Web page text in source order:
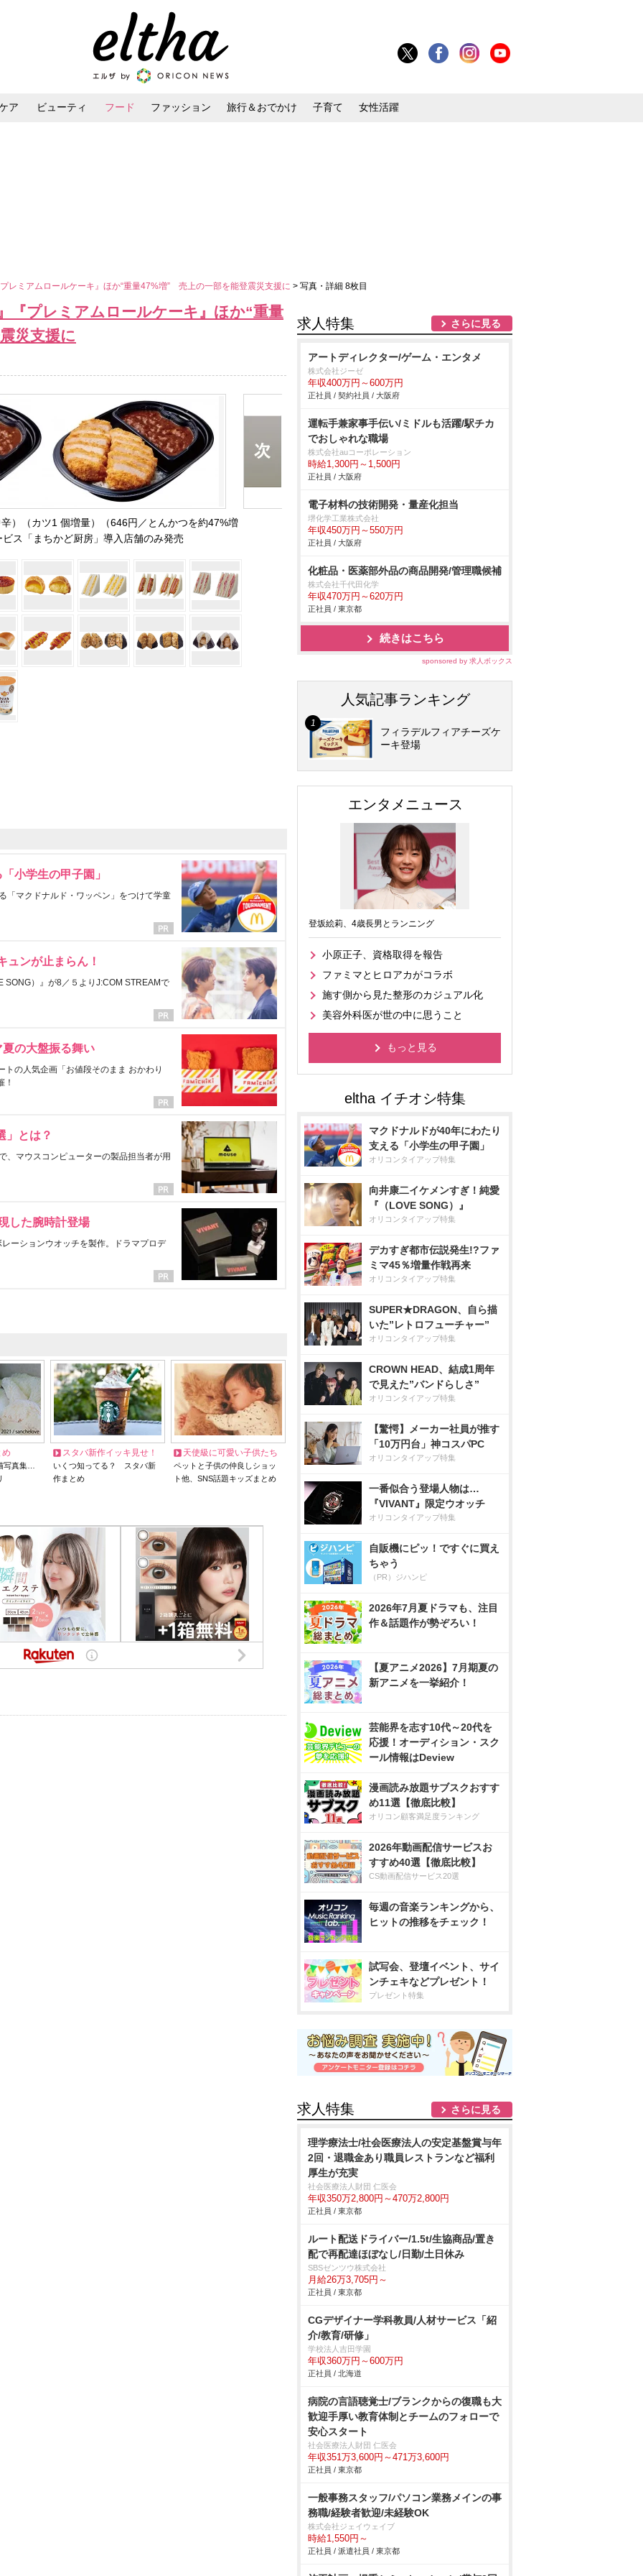
ア ビューティ フード ファッション 旅行＆おでかけ 子育て 女性活躍
レミアムロールケーキ』ほか“重量47%増” 売上の一部を能登震災支援に > 写真・詳細 8枚目
『プレミアムロールケーキ』ほか“重量
災支援に
）（カツ1 個増量）（646円／とんかつを約47%増
ス「まちかど厨房」導入店舗のみ発売
小学生の甲子園」
「マクドナルド・ワッペン」をつけて学童
ュンが止まらん！
SONG）』が8／５よりJ:COM STREAMで
の大盤振る舞い
の人気企画「お値段そのまま おかわり
！
」とは？
、マウスコンピューターの製品担当者が用
した腕時計登場
ーションウオッチを製作。ドラマプロデ
め
写真集…
スタバ新作イッキ見せ！
いくつ知ってる？ スタバ新
作まとめ
天使級に可愛い子供たち
ペットと子供の仲良しショッ
ト他、SNS話題キッズまとめ
求人特集 さらに見る
アートディレクター/ゲーム・エンタメ
株式会社ジーゼ
年収400万円～600万円
正社員 / 契約社員 / 大阪府
運転手兼家事手伝い/ミドルも活躍/駅チカ
でおしゃれな職場
株式会社auコーポレーション
時給1,300円～1,500円
正社員 / 大阪府
電子材料の技術開発・量産化担当
堺化学工業株式会社
年収450万円～550万円
正社員 / 大阪府
化粧品・医薬部外品の商品開発/管理職候補
株式会社千代田化学
年収470万円～620万円
正社員 / 東京都
続きはこちら
sponsored by 求人ボックス
人気記事ランキング
フィラデルフィアチーズケ
ーキ登場
エンタメニュース
登坂絵莉、4歳長男とランニング
小原正子、資格取得を報告
ファミマとヒロアカがコラボ
施す側から見た整形のカジュアル化
美容外科医が世の中に思うこと
もっと見る
マクドナルドが40年にわたり
支える「小学生の甲子園」
オリコンタイアップ特集
向井康二イケメンすぎ！純愛
『（LOVE SONG）』
オリコンタイアップ特集
デカすぎ都市伝説発生!?ファ
ミマ45％増量作戦再来
オリコンタイアップ特集
SUPER★DRAGON、自ら描
いた”レトロフューチャー”
オリコンタイアップ特集
CROWN HEAD、結成1周年
で見えた”バンドらしさ”
オリコンタイアップ特集
【驚愕】メーカー社員が推す
「10万円台」神コスパPC
オリコンタイアップ特集
一番似合う登場人物は…
『VIVANT』限定ウオッチ
オリコンタイアップ特集
自販機にピッ！ですぐに買え
ちゃう
（PR）ジハンピ
2026年7月夏ドラマも、注目
作＆話題作が勢ぞろい！
【夏アニメ2026】7月期夏の
新アニメを一挙紹介！
芸能界を志す10代～20代を
応援！オーディション・スク
ール情報はDeview
漫画読み放題サブスクおすす
め11選【徹底比較】
オリコン顧客満足度ランキング
2026年動画配信サービスお
すすめ40選【徹底比較】
CS動画配信サービス20選
毎週の音楽ランキングから、
ヒットの推移をチェック！
試写会、登壇イベント、サイ
ンチェキなどプレゼント！
プレゼント特集
求人特集 さらに見る
理学療法士/社会医療法人の安定基盤賞与年
2回・退職金あり職員レストランなど福利
厚生が充実
社会医療法人財団 仁医会
年収350万2,800円～470万2,800円
正社員 / 東京都
ルート配送ドライバー/1.5t/生協商品/置き
配で再配達ほぼなし/日勤/土日休み
SBSゼンツウ株式会社
月給26万3,705円～
正社員 / 東京都
CGデザイナー学科教員/人材サービス「紹
介/教育/研修」
学校法人吉田学園
年収360万円～600万円
正社員 / 北海道
病院の言語聴覚士/ブランクからの復職も大
歓迎手厚い教育体制とチームのフォローで
安心スタート
社会医療法人財団 仁医会
年収351万3,600円～471万3,600円
正社員 / 東京都
一般事務スタッフ/パソコン業務メインの事
務職/経験者歓迎/未経験OK
株式会社ジェイウェイブ
時給1,550円～
正社員 / 派遣社員 / 東京都